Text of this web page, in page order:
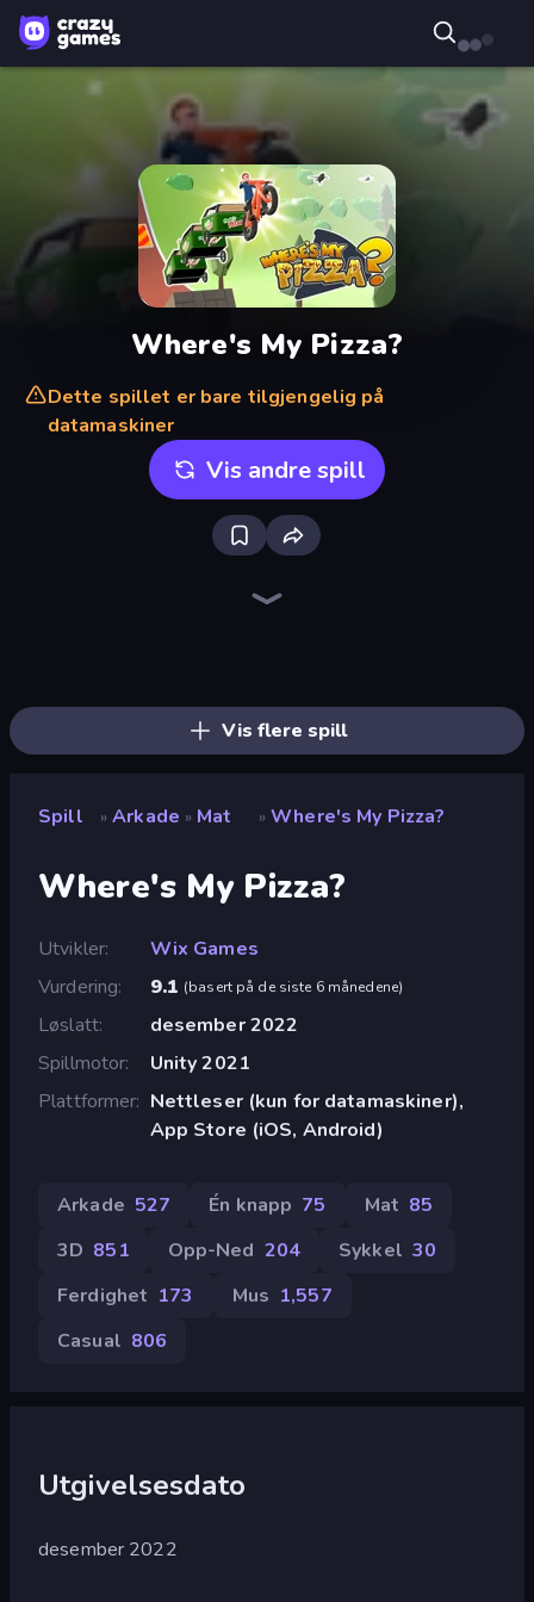
Where's My Pizza?
Dette spillet er bare tilgjengelig på
datamaskiner
Vis andre spill
Vis flere spill
Spill » Arkade » Mat » Where's My Pizza?
Where's My Pizza?
Utvikler
Wix Games
Vurdering
9.1 (basert på de siste 6 månedene)
Løslatt
desember 2022
Spillmotor
Unity 2021
Plattformer Nettleser (kun for datamaskiner),
App Store (iOS, Android)
Arkade 527 Én knapp 75 Mat 85
3D 851 Opp-Ned 204 Sykkel 30
Ferdighet 173 Mus 1,557
Casual 806
Utgivelsesdato
desember 2022